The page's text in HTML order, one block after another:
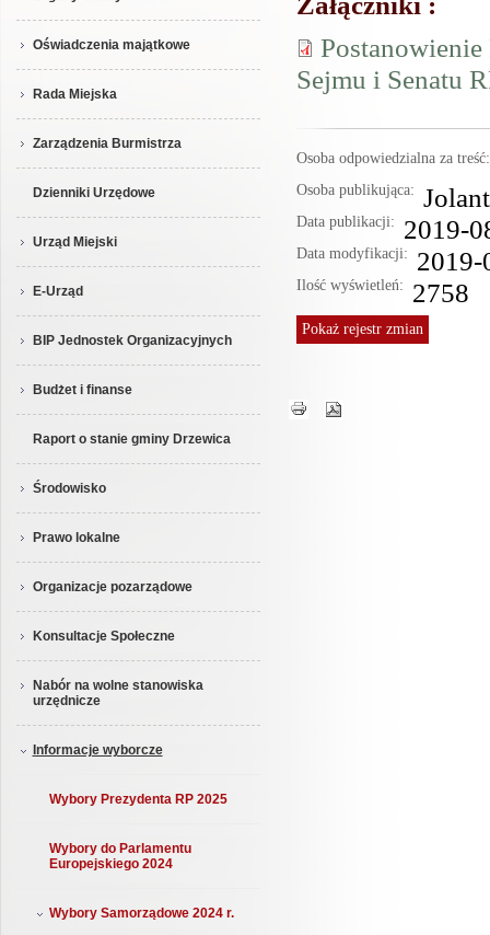
Oświadczenia majątkowe
Rada Miejska
Zarządzenia Burmistrza
Dzienniki Urzędowe
Urząd Miejski
E-Urząd
BIP Jednostek Organizacyjnych
Budżet i finanse
Raport o stanie gminy Drzewica
Środowisko
Prawo lokalne
Organizacje pozarządowe
Konsultacje Społeczne
Nabór na wolne stanowiska
urzędnicze
Informacje wyborcze
Wybory Prezydenta RP 2025
Wybory do Parlamentu
Europejskiego 2024
Wybory Samorządowe 2024 r.
Sejmu i Senatu
Osoba odpowiedzialna za
Osoba publikująca:
Data publikacji: 2019-
Data modyfikacji: 2019-
Ilość wyświetleń: 2758
Pokażrejestr zmian